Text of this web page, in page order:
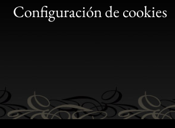
Configuración de cookies